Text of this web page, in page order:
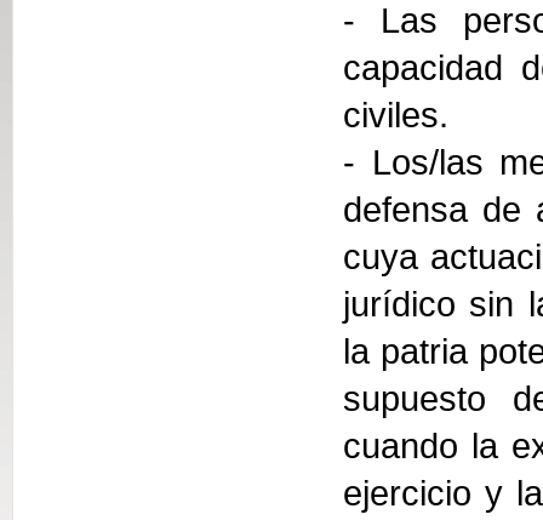
- Las
capacidad
civiles.
- Los/las
defensa de
cuya
jurídico sin
la patria
supuesto
cuando la
ejercicio y